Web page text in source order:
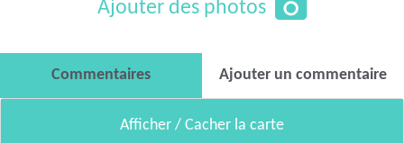
Ajouter des photos
Commentaires Ajouter un commentaire
Afficher / Cacher la carte